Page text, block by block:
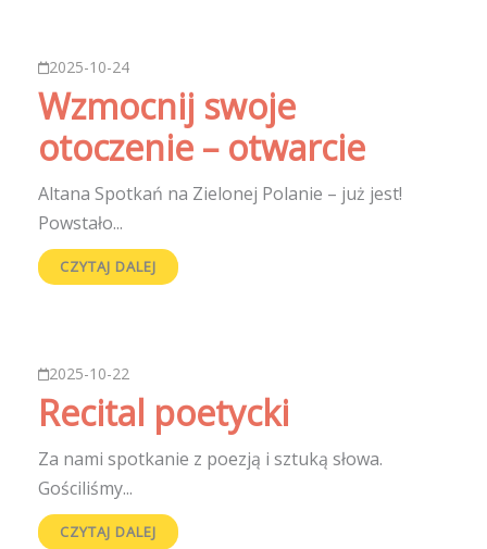
2025-10-24
Wzmocnij swoje
otoczenie – otwarcie
Altana Spotkań na Zielonej Polanie – już jest!
Powstało...
CZYTAJ DALEJ
2025-10-22
Recital poetycki
Za nami spotkanie z poezją i sztuką słowa.
Gościliśmy...
CZYTAJ DALEJ